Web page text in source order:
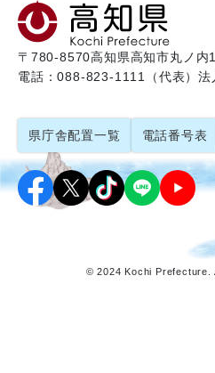
〒780-8570高知県高知市丸ノ内
電話：088-823-1111（代表）法
県庁舎配置一覧 電話番号表
© 2024 Kochi Prefecture.